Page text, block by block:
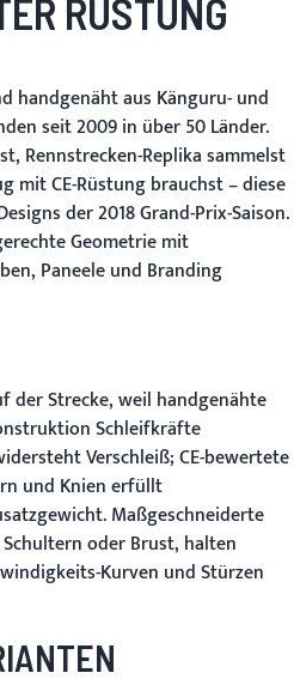
RÜSTUNG
handgenäht aus Känguru- und
seit 2009 in über 50 Länder.
Rennstrecken-Replika sammelst
mit CE-Rüstung brauchst – diese
der 2018 Grand-Prix-Saison.
Geometrie mit
Paneele und Branding
der Strecke, weil handgenähte
Schleifkräfte
Verschleiß; CE-bewertete
und Knien erfüllt
Maßgeschneiderte
oder Brust, halten
Kurven und Stürzen